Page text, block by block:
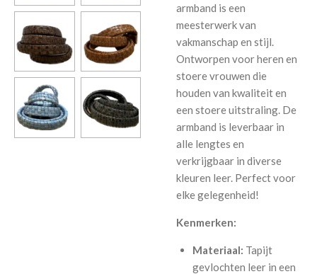
armband is een
meesterwerk van
vakmanschap en stijl.
Ontworpen voor heren en
stoere vrouwen die
houden van kwaliteit en
een stoere uitstraling. De
armband is leverbaar in
alle lengtes en
verkrijgbaar in diverse
kleuren leer. Perfect voor
elke gelegenheid!
Kenmerken:
Materiaal: Tapijt
gevlochten leer in een